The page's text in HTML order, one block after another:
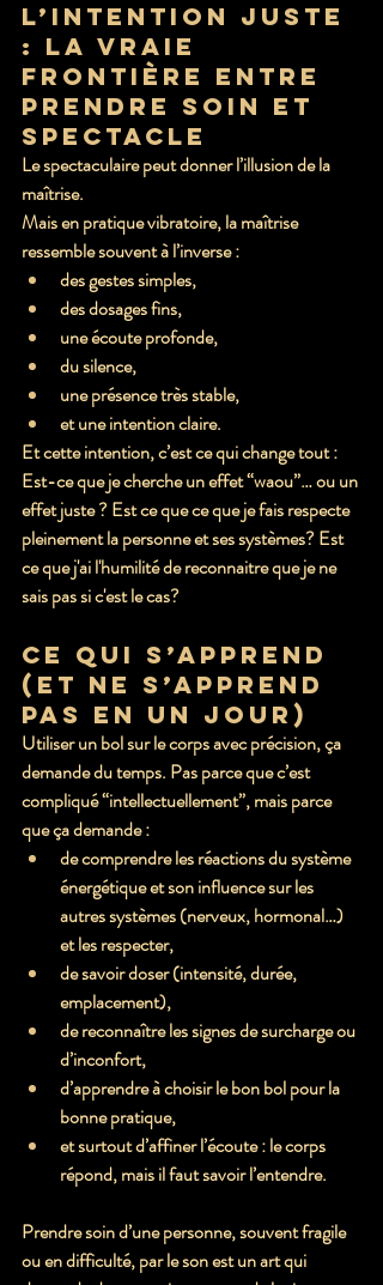
L’intention juste
: la vraie
frontière entre
prendre soin et
spectacle
Le spectaculaire peut donner l’illusion de la
maîtrise.
Mais en pratique vibratoire, la maîtrise
ressemble souvent à l’inverse :
des gestes simples,
des dosages fins,
une écoute profonde,
du silence,
une présence très stable,
et une intention claire.
Et cette intention, c’est ce qui change tout :
Est-ce que je cherche un effet “waou”… ou un
effet juste ? Est ce que ce que je fais respecte
pleinement la personne et ses systèmes? Est
ce que j'ai l'humilité de reconnaitre que je ne
sais pas si c'est le cas?
Ce qui s’apprend
(et ne s’apprend
pas en un jour)
Utiliser un bol sur le corps avec précision, ça
demande du temps. Pas parce que c’est
compliqué “intellectuellement”, mais parce
que ça demande :
de comprendre les réactions du système
énergétique et son influence sur les
autres systèmes (nerveux, hormonal…)
et les respecter,
de savoir doser (intensité, durée,
emplacement),
de reconnaître les signes de surcharge ou
d’inconfort,
d’apprendre à choisir le bon bol pour la
bonne pratique,
et surtout d’affiner l’écoute : le corps
répond, mais il faut savoir l’entendre.
Prendre soin d’une personne, souvent fragile
ou en difficulté, par le son est un art qui